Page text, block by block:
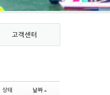
고객센터
상태 날짜